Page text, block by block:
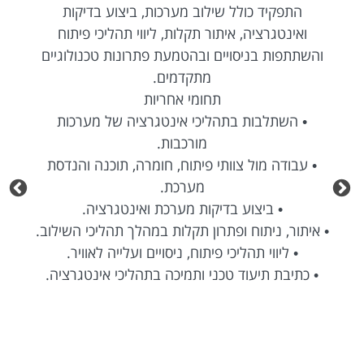
התפקיד כולל שילוב מערכות, ביצוע בדיקות
ואינטגרציה, איתור תקלות, ליווי תהליכי פיתוח
והשתתפות בניסויים ובהטמעת פתרונות טכנולוגיים
מתקדמים.
תחומי אחריות
• השתלבות בתהליכי אינטגרציה של מערכות
מורכבות.
• עבודה מול צוותי פיתוח, חומרה, תוכנה והנדסת
מערכת.
• ביצוע בדיקות מערכת ואינטגרציה.
• איתור, ניתוח ופתרון תקלות במהלך תהליכי השילוב.
• ליווי תהליכי פיתוח, ניסויים ועלייה לאוויר.
• כתיבת תיעוד טכני ותמיכה בתהליכי אינטגרציה.